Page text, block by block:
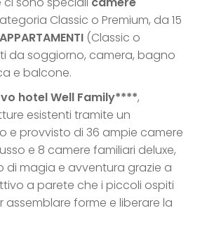
Classic o Premium, da 15
APPARTAMENTI (Classic o
da soggiorno, camera, bagno
e balcone.
hotel Well Family****,
esistenti tramite un
e provvisto di 36 ampie camere
e 8 camere familiari deluxe,
magia e avventura grazie a
a parete che i piccoli ospiti
assemblare forme e liberare la